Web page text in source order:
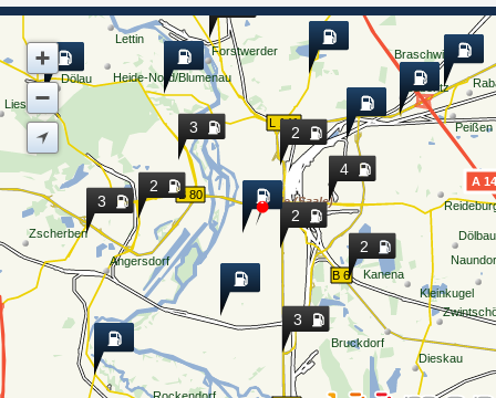
Halle (Saale)
Forstwerder
Dölau
Lieskau
Braschwitz
Zscherben
Angersdorf
Kanena
Dölbau
Heide-Nord/Blumenau
Peißen
Zöberitz
Lettin
Kleinkugel
Bruckdorf
Dieskau
A
L 141
B 80
B 6